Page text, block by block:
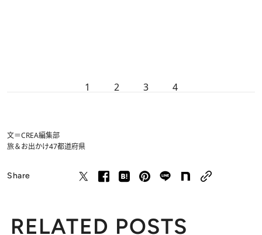
1 2 3 4
文＝CREA編集部
旅＆お出かけ47都道府県
Share
RELATED POSTS